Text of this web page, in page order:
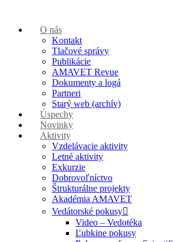
O nás
Kontakt
Tlačové správy
Publikácie
AMAVET Revue
Dokumenty a logá
Partneri
Starý web (archív)
Úspechy
Novinky
Aktivity
Vzdelávacie aktivity
Letné aktivity
Exkurzie
Dobrovoľníctvo
Štrukturálne projekty
Akadémia AMAVET
Vedátorské pokusy
Video – Vedotéka
Ľubkine pokusy